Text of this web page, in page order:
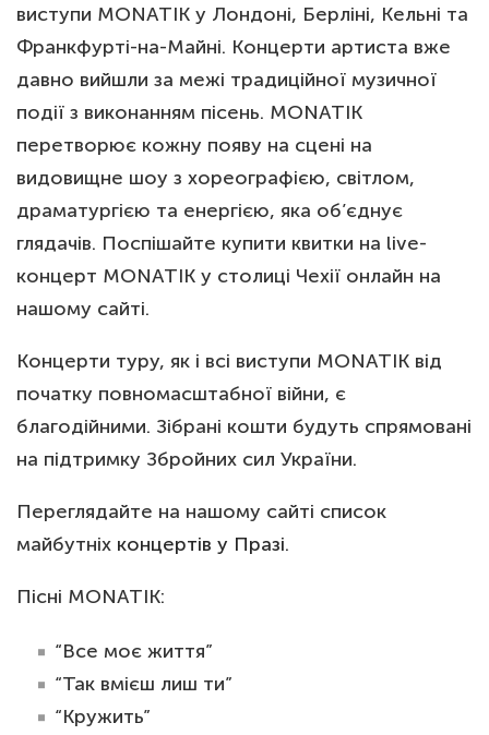
виступи MONATIK у Лондоні, Берліні, Кельні та
Франкфурті-на-Майні. Концерти артиста вже
давно вийшли за межі традиційної музичної
події з виконанням пісень. MONATIK
перетворює кожну появу на сцені на
видовищне шоу з хореографією, світлом,
драматургією та енергією, яка об’єднує
глядачів. Поспішайте купити квитки на live-
концерт MONATIK у столиці Чехії онлайн на
нашому сайті.
Концерти туру, як і всі виступи MONATIK від
початку повномасштабної війни, є
благодійними. Зібрані кошти будуть спрямовані
на підтримку Збройних сил України.
Переглядайте на нашому сайті список
майбутніх концертів у Празі.
Пісні MONATIK:
“Все моє життя”
“Так вмієш лиш ти”
“Кружить”